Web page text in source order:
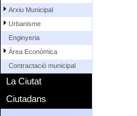
Arxiu Municipal
Urbanisme
Enginyeria
Àrea Econòmica
Contractació municipal
La Ciutat
Ciutadans